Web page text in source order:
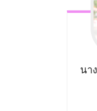
นา